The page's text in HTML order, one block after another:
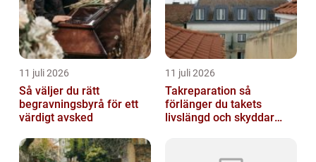
11 juli 2026
Så väljer du rätt
begravningsbyrå för ett
värdigt avsked
11 juli 2026
Takreparation så
förlänger du takets
livslängd och skyddar